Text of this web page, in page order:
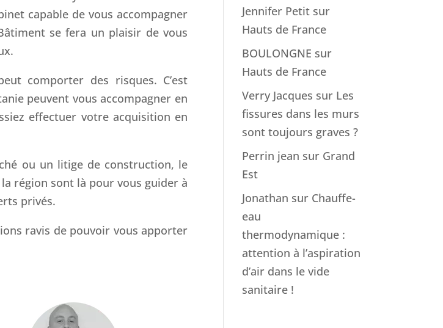
capable de vous accompagner
se fera un plaisir de vous
comporter des risques. C’est
peuvent vous accompagner en
effectuer votre acquisition en
ou un litige de construction, le
région sont là pour vous guider à
privés.
ravis de pouvoir vous apporter
Jennifer Petit sur
Hauts de France
BOULONGNE sur
Hauts de France
Verry Jacques sur Les
fissures dans les murs
sont toujours graves ?
Perrin jean sur Grand
Est
Jonathan sur Chauffe-
eau
thermodynamique :
attention à l’aspiration
d’air dans le vide
sanitaire !